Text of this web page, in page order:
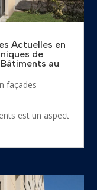
Actuelles en
de
au
façades
est un aspect